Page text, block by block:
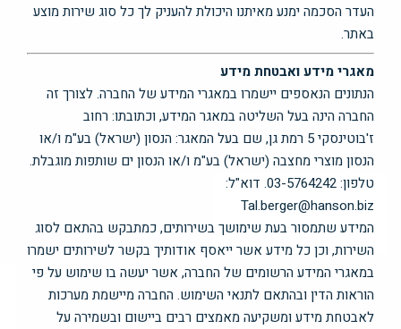
העדר הסכמה ימנע מאיתנו היכולת להעניק לך כל סוג שירות מוצע
באתר.
מאגרי מידע ואבטחת מידע
הנתונים הנאספים יישמרו במאגרי המידע של החברה. לצורך זה
החברה הינה בעל השליטה במאגר המידע, וכתובתו: רחוב
ז'בוטינסקי 5 רמת גן, שם בעל המאגר: הנסון (ישראל) בע"מ ו/או
הנסון מוצרי מחצבה (ישראל) בע"מ ו/או הנסון ים שותפות מוגבלת.
טלפון: 03-5764242. דוא"ל:
Tal.berger@hanson.biz
המידע שתמסור בעת שימושך בשירותים, כמתבקש בהתאם לסוג
השירות, וכן כל מידע אשר ייאסף אודותיך בקשר לשירותים ישמרו
במאגרי המידע הרשומים של החברה, אשר יעשה בו שימוש על פי
הוראות הדין ובהתאם לתנאי השימוש. החברה מיישמת מערכות
לאבטחת מידע ומשקיעה מאמצים רבים ביישום ובשמירה על